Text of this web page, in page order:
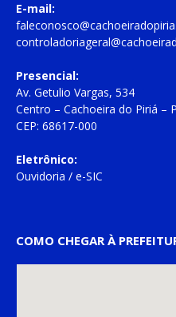
E-mail:
Presencial:
Av. Getulio Vargas, 534
Centro – Cachoeira do Piriá –
CEP: 68617-000
Eletrônico:
Ouvidoria / e-SIC
COMO CHEGAR À